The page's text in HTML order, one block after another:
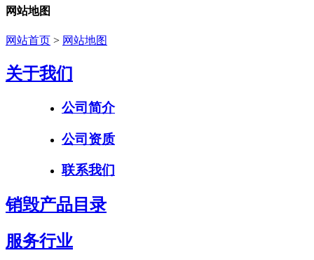
网站地图
网站首页 > 网站地图
关于我们
公司简介
公司资质
联系我们
销毁产品目录
服务行业